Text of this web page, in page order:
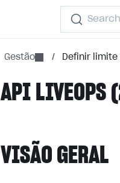
Gestão / Definir limite
API LIVEOPS
VISÃO GERAL